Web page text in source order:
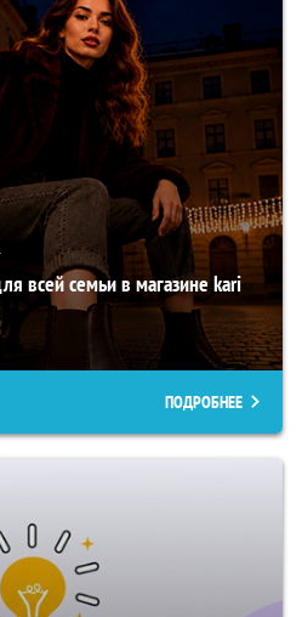
всей семьи в магазине kari
ПОДРОБНЕЕ